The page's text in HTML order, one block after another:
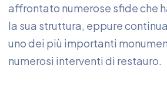
affrontato numerose sfide che
la sua struttura, eppure
uno dei più importanti
numerosi interventi di restauro.